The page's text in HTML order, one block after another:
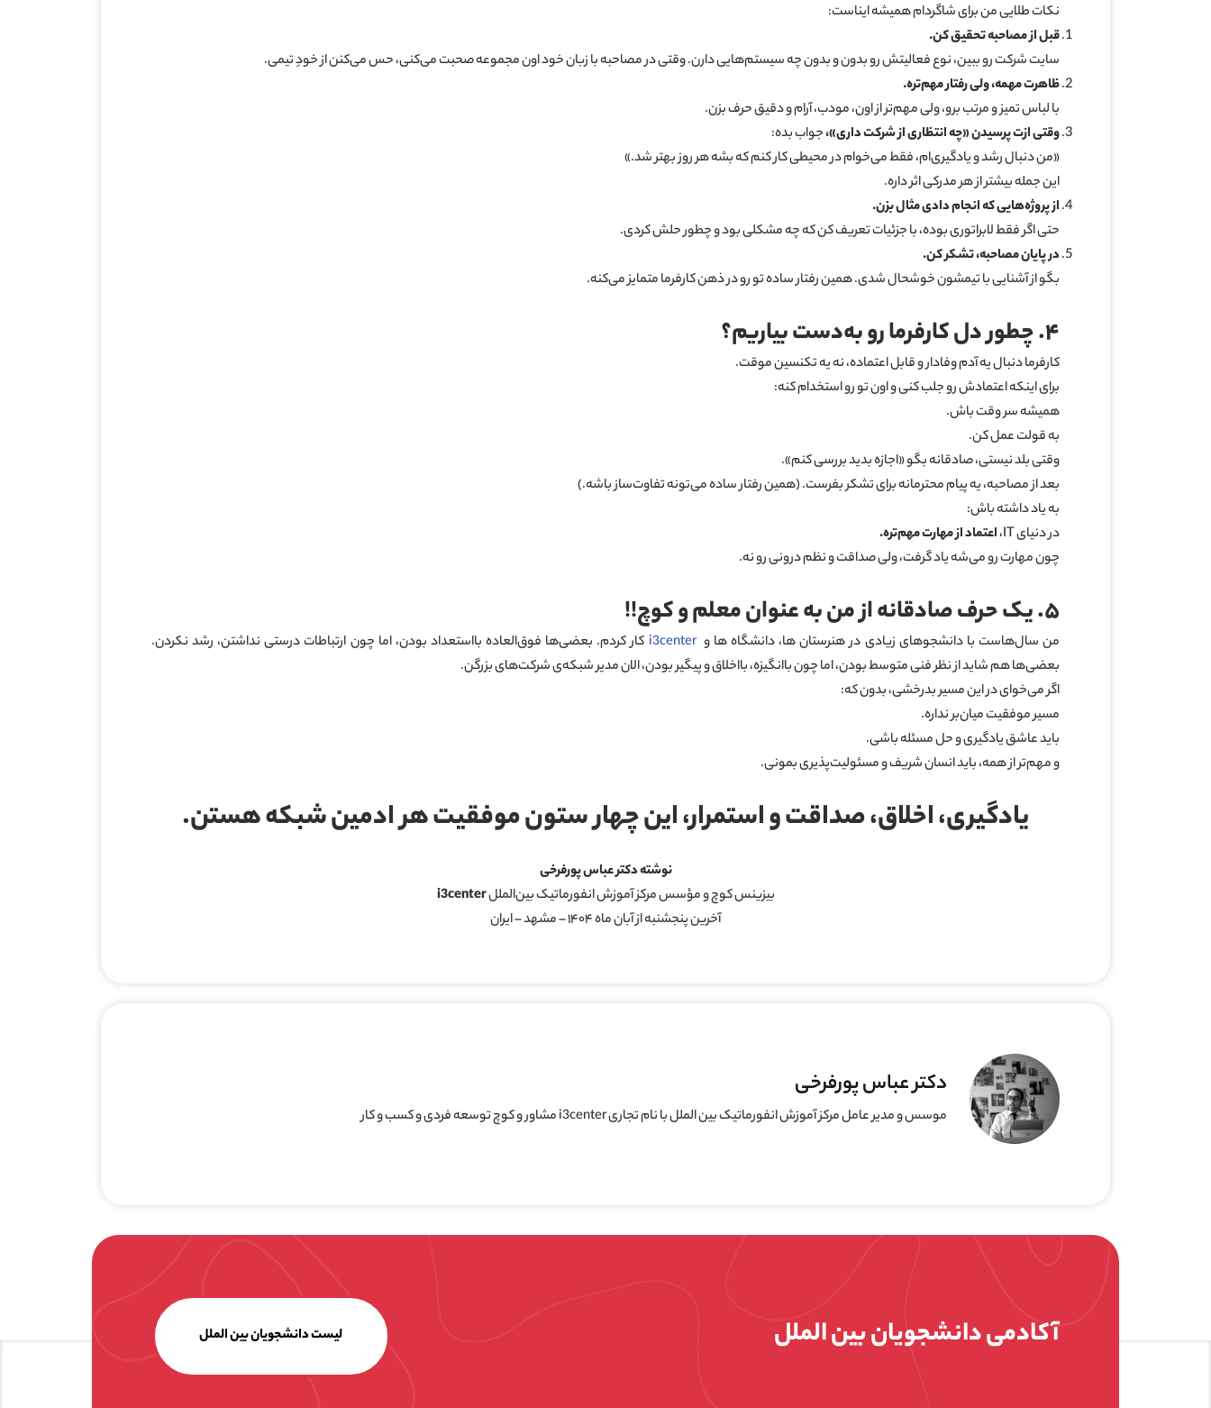
نکات طلایی من برای شاگردام همیشه ایناست:
قبل از مصاحبه تحقیق کن.
سایت شرکت رو ببین، نوع فعالیتش رو بدون و بدون چه سیستم‌هایی دارن. وقتی در مصاحبه با زبان خود اون مجموعه صحبت می‌کنی، حس می‌کنن از خودِ تیمی.
ظاهرت مهمه، ولی رفتار مهم‌تره.
با لباس تمیز و مرتب برو، ولی مهم‌تر از اون، مودب، آرام و دقیق حرف بزن.
وقتی ازت پرسیدن «چه انتظاری از شرکت داری»،جواب بده:
«من دنبال رشد و یادگیری‌ام، فقط می‌خوام در محیطی کار کنم که بشه هر روز بهتر شد.»
این جمله بیشتر از هر مدرکی اثر داره.
از پروژه‌هایی که انجام دادی مثال بزن.
حتی اگر فقط لابراتوری بوده، با جزئیات تعریف کن که چه مشکلی بود و چطور حلش کردی.
در پایان مصاحبه، تشکر کن.
بگو از آشنایی با تیمشون خوشحال شدی. همین رفتار ساده تو رو در ذهن کارفرما متمایز می‌کنه.
۴.چطور دل کارفرما رو به‌دست بیاریم؟
کارفرما دنبال یه آدم وفادار و قابل اعتماده، نه یه تکنسین موقت.
برای اینکه اعتمادش رو جلب کنی و اون تو رو استخدام کنه:
همیشه سر وقت باش.
به قولت عمل کن.
وقتی بلد نیستی، صادقانه بگو «اجازه بدید بررسی کنم».
بعد از مصاحبه، یه پیام محترمانه برای تشکر بفرست. (همین رفتار ساده می‌تونه تفاوت‌ساز باشه.)
به یاد داشته باش:
در دنیای IT،
اعتماد از مهارت مهم‌تره.
چون مهارت رو می‌شه یاد گرفت، ولی صداقت و نظم درونی رو نه.
۵.یک حرف صادقانه از من به عنوان معلم و کوچ!!
من سال‌هاست با دانشجوهای زیادی در هنرستان ها، دانشگاه ها وi3center کار کردم. بعضی‌ها فوق‌العاده بااستعداد بودن، اما چون ارتباطات درستی نداشتن، رشد نکردن.
بعضی‌ها هم شاید از نظر فنی متوسط بودن، اما چون باانگیزه، بااخلاق و پیگیر بودن، الان مدیر شبکه‌ی شرکت‌های بزرگن.
اگر می‌خوای در این مسیر بدرخشی، بدون که:
مسیر موفقیت میان‌بر نداره.
باید عاشق یادگیری و حل مسئله باشی.
و مهم‌تر از همه، باید انسان شریف و مسئولیت‌پذیری بمونی.
یادگیری، اخلاق، صداقت و استمرار، این چهار ستون موفقیت هر ادمین شبکه هستن.
نوشته دکتر عباس پورفرخی
بیزینس کوچ و مؤسس مرکز آموزش انفورماتیک بین‌المللi3center
آخرین پنجشنبه از آبان ماه ۱۴۰۴ – مشهد – ایران
دکتر عباس پورفرخی
موسس و مدیر عامل مرکز آموزش انفورماتیک بین الملل با نام تجاری i3center مشاور و کوچ توسعه فردی و کسب و کار
آکادمی دانشجویان بین الملل لیست دانشجویان بین الملل